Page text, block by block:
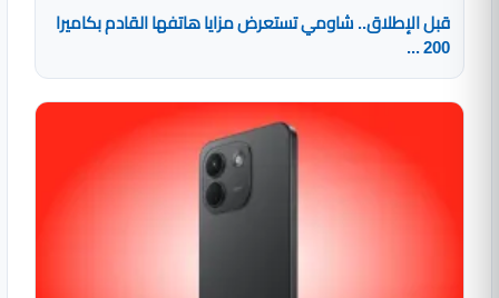
قبل الإطلاق.. شاومي تستعرض مزايا هاتفها القادم بكاميرا
200 ...